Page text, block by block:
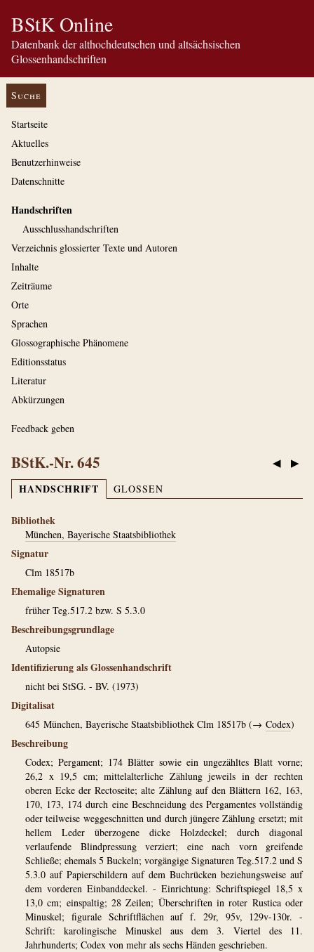
BStK Online
Datenbank der althochdeutschen und altsächsischen
Glossenhandschriften
Suche
Startseite
Aktuelles
Benutzerhinweise
Datenschnitte
Handschriften
Ausschluss­handschriften
Verzeichnis glossierter Texte und Autoren
Inhalte
Zeiträume
Orte
Sprachen
Glossographische Phänomene
Editionsstatus
Literatur
Abkürzungen
Feedback geben
◀ ▶
BStK.-Nr. 645
HANDSCHRIFT GLOSSEN
Bibliothek
München, Bayerische Staatsbibliothek
Signatur
Clm 18517b
Ehemalige Signaturen
früher Teg.517.2 bzw. S 5.3.0
Beschreibungsgrundlage
Autopsie
Identifizierung als Glossenhandschrift
nicht bei StSG. - BV. (1973)
Digitalisat
645 München, Bayerische Staatsbibliothek Clm 18517b (→ Codex)
Beschreibung
Codex; Pergament; 174 Blätter sowie ein ungezähltes Blatt vorne;
26,2 x 19,5 cm; mittelalterliche Zählung jeweils in der rechten
oberen Ecke der Rectoseite; alte Zählung auf den Blättern 162, 163,
170, 173, 174 durch eine Beschneidung des Pergamentes vollständig
oder teilweise weggeschnitten und durch jüngere Zählung ersetzt; mit
hellem Leder überzogene dicke Holzdeckel; durch diagonal
verlaufende Blindpressung verziert; eine nach vorn greifende
Schließe; ehemals 5 Buckeln; vorgängige Signaturen Teg.517.2 und S
5.3.0 auf Papierschildern auf dem Buchrücken beziehungsweise auf
dem vorderen Einbanddeckel. - Einrichtung: Schriftspiegel 18,5 x
13,0 cm; einspaltig; 28 Zeilen; Überschriften in roter Rustica oder
Minuskel; figurale Schriftflächen auf f. 29r, 95v, 129v-130r. -
Schrift: karolingische Minuskel aus dem 3. Viertel des 11.
Jahrhunderts; Codex von mehr als sechs Händen geschrieben.